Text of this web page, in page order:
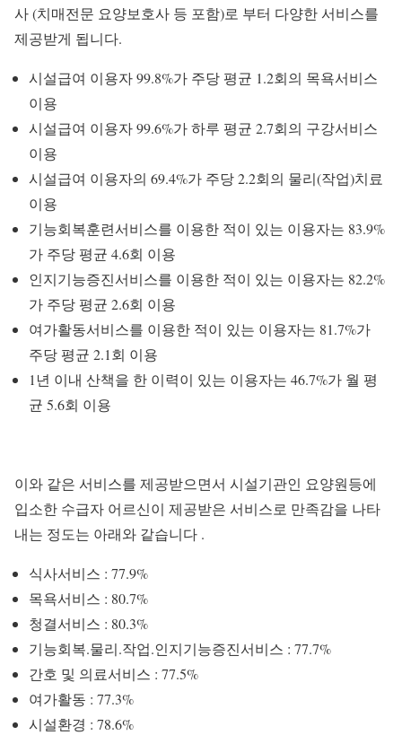
사 (치매전문 요양보호사 등 포함)로 부터 다양한 서비스를
제공받게 됩니다.
시설급여 이용자 99.8%가 주당 평균 1.2회의 목욕서비스
이용
시설급여 이용자 99.6%가 하루 평균 2.7회의 구강서비스
이용
시설급여 이용자의 69.4%가 주당 2.2회의 물리(작업)치료
이용
기능회복훈련서비스를 이용한 적이 있는 이용자는 83.9%
가 주당 평균 4.6회 이용
인지기능증진서비스를 이용한 적이 있는 이용자는 82.2%
가 주당 평균 2.6회 이용
여가활동서비스를 이용한 적이 있는 이용자는 81.7%가
주당 평균 2.1회 이용
1년 이내 산책을 한 이력이 있는 이용자는 46.7%가 월 평
균 5.6회 이용
이와 같은 서비스를 제공받으면서 시설기관인 요양원등에
입소한 수급자 어르신이 제공받은 서비스로 만족감을 나타
내는 정도는 아래와 같습니다 .
식사서비스 : 77.9%
목욕서비스 : 80.7%
청결서비스 : 80.3%
기능회복.물리.작업.인지기능증진서비스 : 77.7%
간호 및 의료서비스 : 77.5%
여가활동 : 77.3%
시설환경 : 78.6%